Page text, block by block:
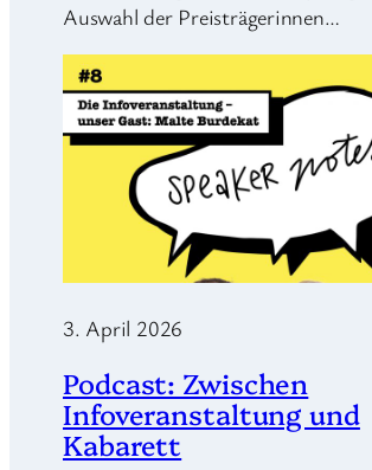
Auswahl der Preisträgerinnen…
3. April 2026
Podcast: Zwischen
Infoveranstaltung und
Kabarett